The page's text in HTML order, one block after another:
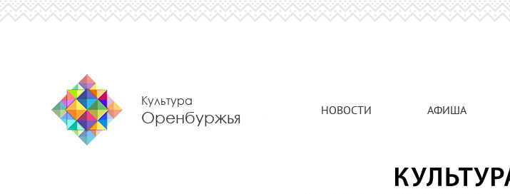
Культура
Оренбуржья НОВОСТИ АФИША